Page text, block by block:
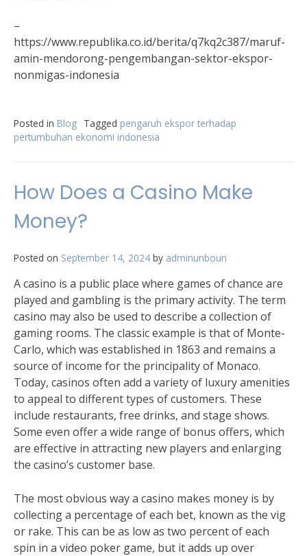
–
https://www.republika.co.id/berita/q7kq2c387/maruf-
amin-mendorong-pengembangan-sektor-ekspor-
nonmigas-indonesia
Posted in Blog Tagged pengaruh ekspor terhadap
pertumbuhan ekonomi indonesia
How Does a Casino Make
Money?
Posted on September 14, 2024 by adminunboun
A casino is a public place where games of chance are
played and gambling is the primary activity. The term
casino may also be used to describe a collection of
gaming rooms. The classic example is that of Monte-
Carlo, which was established in 1863 and remains a
source of income for the principality of Monaco.
Today, casinos often add a variety of luxury amenities
to appeal to different types of customers. These
include restaurants, free drinks, and stage shows.
Some even offer a wide range of bonus offers, which
are effective in attracting new players and enlarging
the casino’s customer base.
The most obvious way a casino makes money is by
collecting a percentage of each bet, known as the vig
or rake. This can be as low as two percent of each
spin in a video poker game, but it adds up over